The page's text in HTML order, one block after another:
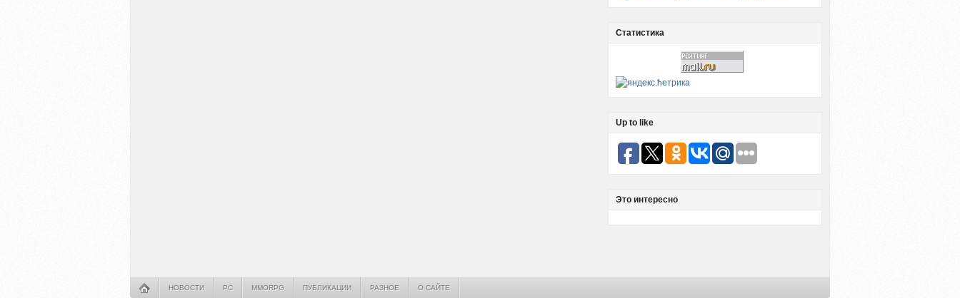
Статистика
Up to like
Это интересно
НОВОСТИ PC MMORPG ПУБЛИКАЦИИ РАЗНОЕ О САЙТЕ